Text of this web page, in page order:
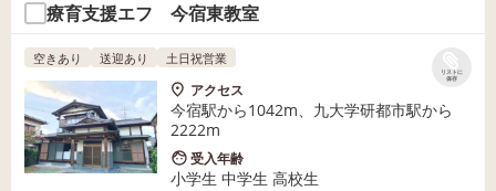
療育支援エフ 今宿東教室
リストに
保存
空きあり 送迎あり 土日祝営業
アクセス
今宿駅から1042m、九大学研都市駅から
2222m
受入年齢
小学生 中学生 高校生